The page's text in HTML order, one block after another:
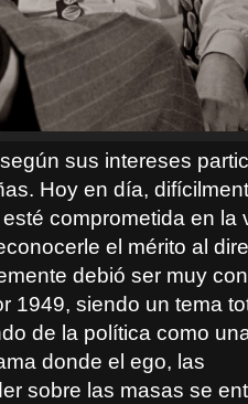
sus intereses
Hoy en día,
comprometida en la
el mérito al
debió ser muy
1949, siendo un tema
de la política como
donde el ego, las
sobre las masas se